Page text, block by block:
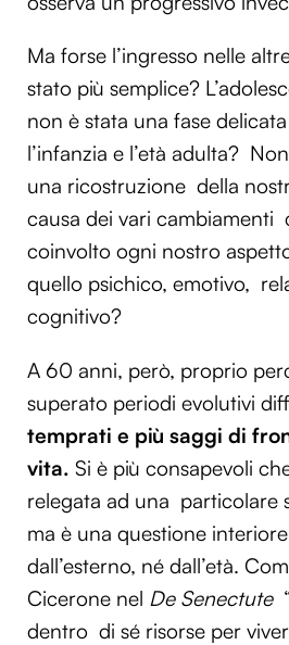
Ma forse l’ingresso nelle
stato più semplice?
non è stata una fase
l’infanzia e l’età adulta?
una ricostruzione della
causa dei vari cambiamenti
coinvolto ogni nostro
quello psichico, emotivo,
cognitivo?
A 60 anni, però, proprio
superato periodi evolutivi
temprati e più saggi di
vita. Si è più consapevoli
relegata ad una particolare
ma è una questione
dall’esterno, né dall’età.
Cicerone nel De Senectute
dentro di sé risorse per